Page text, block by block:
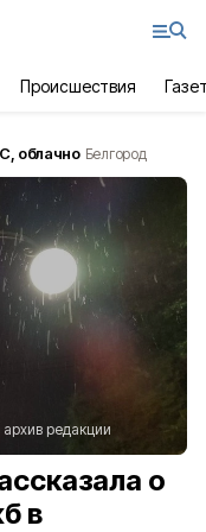
Происшествия
облачно Белгород
архив редакции
о
в